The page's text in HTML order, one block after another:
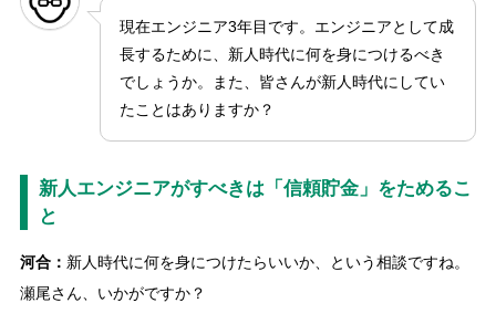
現在エンジニア3年目です。エンジニアとして成
長するために、新人時代に何を身につけるべき
でしょうか。また、皆さんが新人時代にしてい
たことはありますか？
新人エンジニアがすべきは「信頼貯金」をためるこ
と
河合： 新人時代に何を身につけたらいいか、という相談ですね。
瀬尾さん、いかがですか？